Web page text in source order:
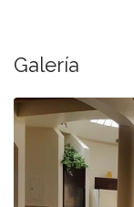
Galería